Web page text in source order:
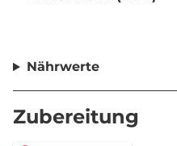
Nährwerte
Zubereitung